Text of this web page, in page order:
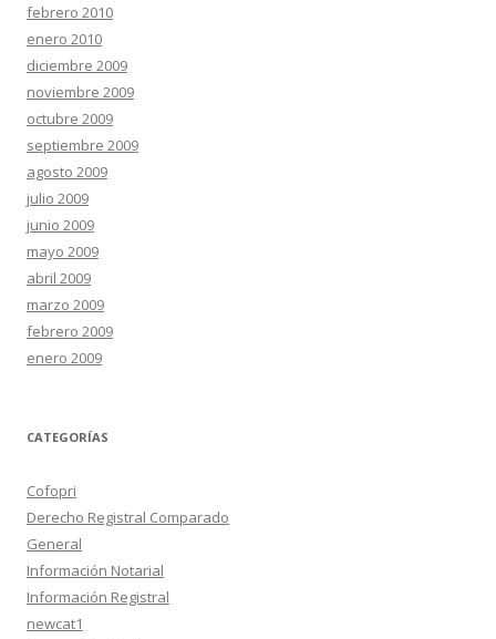
febrero 2010
enero 2010
diciembre 2009
noviembre 2009
octubre 2009
septiembre 2009
agosto 2009
julio 2009
junio 2009
mayo 2009
abril 2009
marzo 2009
febrero 2009
enero 2009
CATEGORÍAS
Cofopri
Derecho Registral Comparado
General
Información Notarial
Información Registral
newcat1